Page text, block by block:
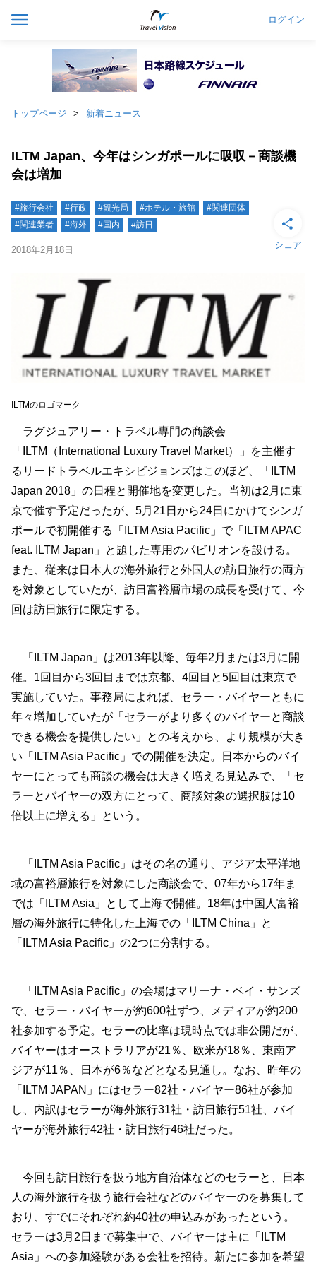
ログイン
トップページ 新着ニュース
ILTM Japan、今年はシンガポールに吸収－商談機
会は増加
#旅行会社 #行政 #観光局 #ホテル・旅館
#関連団体
#関連業者
#海外 #国内 #訪日
2018年2月18日 シェア
ILTMのロゴマーク
ラグジュアリー・トラベル専門の商談会
「ILTM（International Luxury Travel Market）」を主催す
るリードトラベルエキシビジョンズはこのほど、「ILTM
Japan 2018」の日程と開催地を変更した。当初は2月に東
京で催す予定だったが、5月21日から24日にかけてシンガ
ポールで初開催する「ILTM Asia Pacific」で「ILTM APAC
feat. ILTM Japan」と題した専用のパビリオンを設ける。
また、従来は日本人の海外旅行と外国人の訪日旅行の両方
を対象としていたが、訪日富裕層市場の成長を受けて、今
回は訪日旅行に限定する。
「ILTM Japan」は2013年以降、毎年2月または3月に開
催。1回目から3回目までは京都、4回目と5回目は東京で
実施していた。事務局によれば、セラー・バイヤーともに
年々増加していたが「セラーがより多くのバイヤーと商談
できる機会を提供したい」との考えから、より規模が大き
い「ILTM Asia Pacific」での開催を決定。日本からのバイ
ヤーにとっても商談の機会は大きく増える見込みで、「セ
ラーとバイヤーの双方にとって、商談対象の選択肢は10
倍以上に増える」という。
「ILTM Asia Pacific」はその名の通り、アジア太平洋地
域の富裕層旅行を対象にした商談会で、07年から17年ま
では「ILTM Asia」として上海で開催。18年は中国人富裕
層の海外旅行に特化した上海での「ILTM China」と
「ILTM Asia Pacific」の2つに分割する。
「ILTM Asia Pacific」の会場はマリーナ・ベイ・サンズ
で、セラー・バイヤーが約600社ずつ、メディアが約200
社参加する予定。セラーの比率は現時点では非公開だが、
バイヤーはオーストラリアが21％、欧米が18％、東南ア
ジアが11％、日本が6％などとなる見通し。なお、昨年の
「ILTM JAPAN」にはセラー82社・バイヤー86社が参加
し、内訳はセラーが海外旅行31社・訪日旅行51社、バイ
ヤーが海外旅行42社・訪日旅行46社だった。
今回も訪日旅行を扱う地方自治体などのセラーと、日本
人の海外旅行を扱う旅行会社などのバイヤーのを募集して
おり、すでにそれぞれ約40社の申込みがあったという。
セラーは3月2日まで募集中で、バイヤーは主に「ILTM
Asia」への参加経験がある会社を招待。新たに参加を希望